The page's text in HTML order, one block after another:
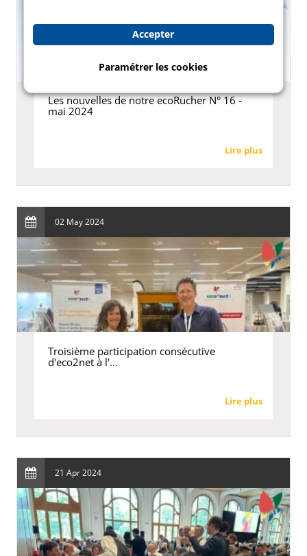
Les nouvelles de notre ecoRucher N° 16 -
mai 2024
Lire plus
02 May 2024
Troisième participation consécutive
d'eco2net à l'...
Lire plus
21 Apr 2024
Accepter
Paramétrer les cookies